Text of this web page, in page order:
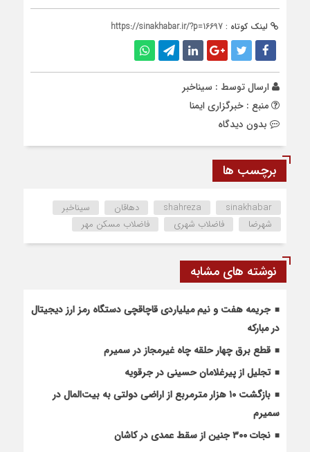
لینک کوتاه : https://sinakhabar.ir/?p=16697
ارسال توسط : سیناخبر
منبع : خبرگزاری ایمنا
بدون دیدگاه
برچسب ها
shahreza sinakhabar دهاقان
سیناخبر
شهرضا
فاضلاب شهری فاضلاب مسکن مهر
نوشته های مشابه
جریمه هفت و نیم میلیاردی قاچاقچی دستگاه رمز ارز دیجیتال
در مبارکه
قطع برق چهار حلقه چاه غیرمجاز در سمیرم
تجلیل از پیرغلامان حسینی در جرقویه
بازگشت ۱۰ هزار مترمربع از اراضی دولتی به بیت‌المال در
سمیرم
نجات ۳۰۰ جنین از سقط عمدی در کاشان